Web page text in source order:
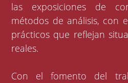
las exposiciones de
métodos de análisis, con
prácticos que reflejan
reales.
Con el fomento del